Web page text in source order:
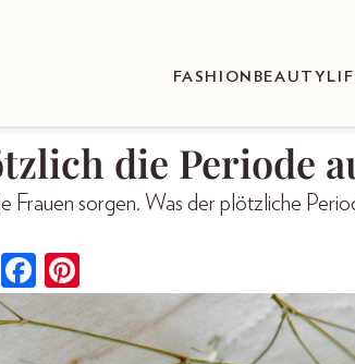
FASHION BEAUTY
die Periode
Frauen sorgen. Was der plötzliche